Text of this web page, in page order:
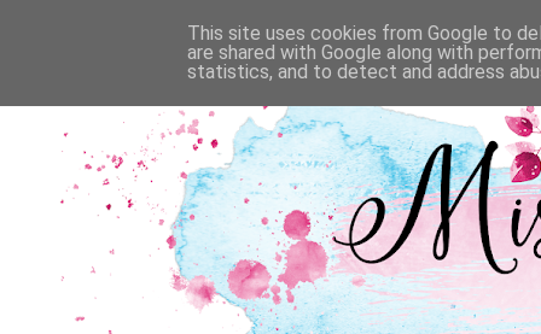
This site uses cookies from Google to
are shared with Google along with
statistics, and to detect and address